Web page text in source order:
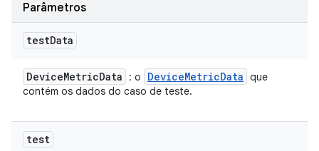
Parâmetros
testData
DeviceMetricData : o DeviceMetricData que
contém os dados do caso de teste.
test